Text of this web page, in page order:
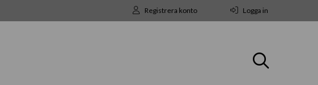
Registrera konto Logga in